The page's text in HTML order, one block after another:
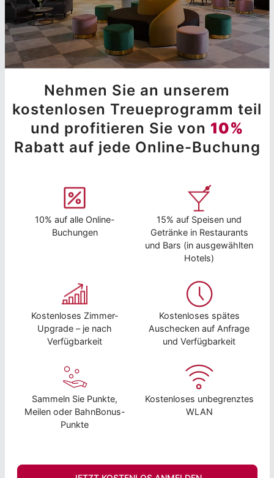
Nehmen Sie an unserem
kostenlosen Treueprogramm teil
und profitieren Sie von 10%
Rabatt auf jede Online-Buchung
10% auf alle Online-
Buchungen
15% auf Speisen und
Getränke in Restaurants
und Bars (in ausgewählten
Hotels)
Kostenloses Zimmer-
Upgrade – je nach
Verfügbarkeit
Kostenloses spätes
Auschecken auf Anfrage
und Verfügbarkeit
Sammeln Sie Punkte,
Meilen oder BahnBonus-
Punkte
Kostenloses unbegrenztes
WLAN